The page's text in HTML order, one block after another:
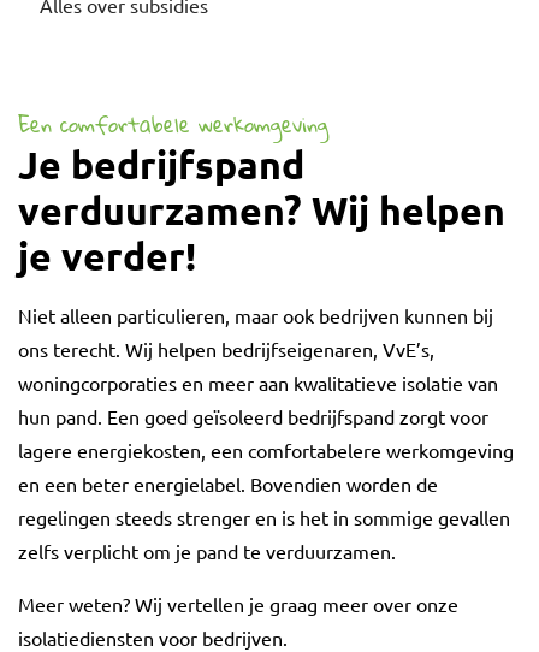
Alles over subsidies
Een comfortabele werkomgeving
Je bedrijfspand
verduurzamen? Wij helpen
je verder!
Niet alleen particulieren, maar ook bedrijven kunnen bij
ons terecht. Wij helpen bedrijfseigenaren, VvE’s,
woningcorporaties en meer aan kwalitatieve isolatie van
hun pand. Een goed geïsoleerd bedrijfspand zorgt voor
lagere energiekosten, een comfortabelere werkomgeving
en een beter energielabel. Bovendien worden de
regelingen steeds strenger en is het in sommige gevallen
zelfs verplicht om je pand te verduurzamen.
Meer weten? Wij vertellen je graag meer over onze
isolatiediensten voor bedrijven.